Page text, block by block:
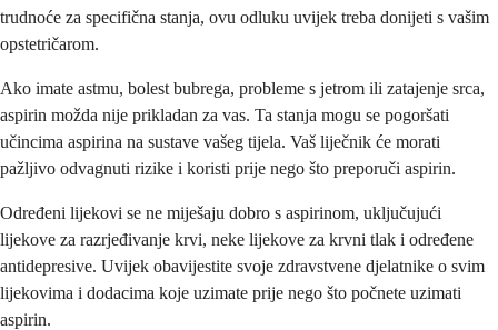
trudnoće za specifična stanja, ovu odluku uvijek treba donijeti s vašim
opstetričarom.
Ako imate astmu, bolest bubrega, probleme s jetrom ili zatajenje srca,
aspirin možda nije prikladan za vas. Ta stanja mogu se pogoršati
učincima aspirina na sustave vašeg tijela. Vaš liječnik će morati
pažljivo odvagnuti rizike i koristi prije nego što preporuči aspirin.
Određeni lijekovi se ne miješaju dobro s aspirinom, uključujući
lijekove za razrjeđivanje krvi, neke lijekove za krvni tlak i određene
antidepresive. Uvijek obavijestite svoje zdravstvene djelatnike o svim
lijekovima i dodacima koje uzimate prije nego što počnete uzimati
aspirin.